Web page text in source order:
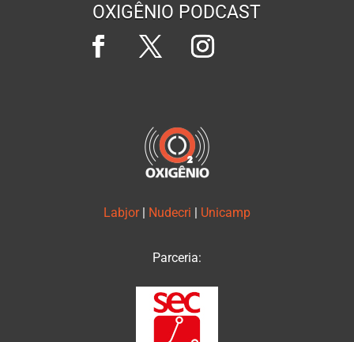
OXIGÊNIO PODCAST
Labjor | Nudecri | Unicamp
Parceria: